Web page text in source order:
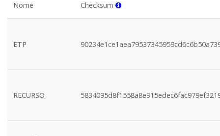
Nome Checksum
ETP
RECURSO